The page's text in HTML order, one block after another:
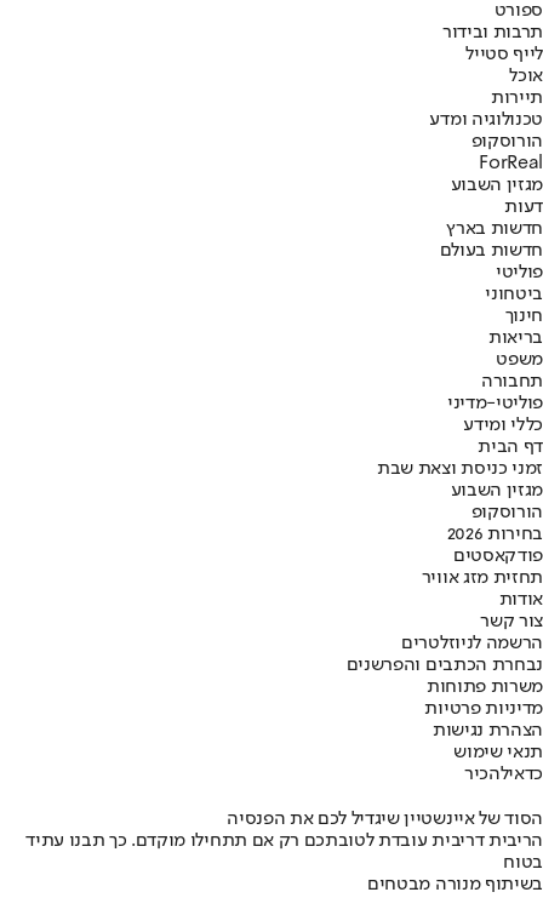
ספורט
תרבות ובידור
לייף סטייל
אוכל
תיירות
טכנולוגיה ומדע
הורוסקופ
ForReal
מגזין השבוע
דעות
חדשות בארץ
חדשות בעולם
פוליטי
ביטחוני
חינוך
בריאות
משפט
תחבורה
פוליטי-מדיני
כללי ומידע
דף הבית
זמני כניסת וצאת שבת
מגזין השבוע
הורוסקופ
בחירות 2026
פודקאסטים
תחזית מזג אוויר
אודות
צור קשר
הרשמה לניוזלטרים
נבחרת הכתבים והפרשנים
משרות פתוחות
מדיניות פרטיות
הצהרת נגישות
תנאי שימוש
כדאילהכיר
הסוד של איינשטיין שיגדיל לכם את הפנסיה
הריבית דריבית עובדת לטובתכם רק אם תתחילו מוקדם. כך תבנו עתיד
בטוח
בשיתוף מנורה מבטחים